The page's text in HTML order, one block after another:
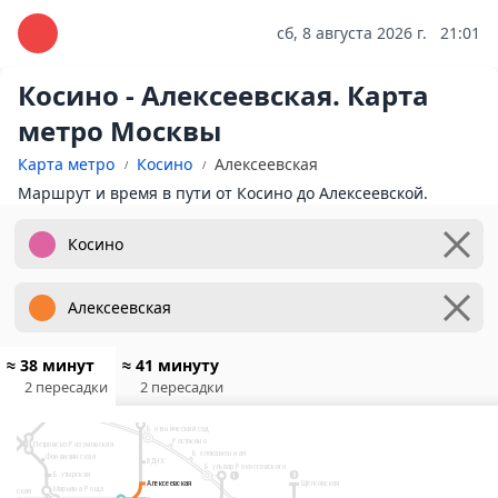
сб, 8 августа 2026 г. 21:01
Косино - Алексеевская. Карта
метро Москвы
Карта метро Косино
Алексеевская
Маршрут и время в пути от Косино до Алексеевской.
≈ 38 минут
2 пересадки
≈ 41 минуту
2 пересадки
3
1
6
Ботанический сад
Ростокино
Белокаменная
Бибирево
Отрадное
Бабушкинская
Щёлковская
Бульвар Рокоссовского
Алексеевская
ВДНХ
Марьина Роща
Бутырская
Петровско-Разумовская
Фонвизинская
Рижский вокзал
Алексеевская